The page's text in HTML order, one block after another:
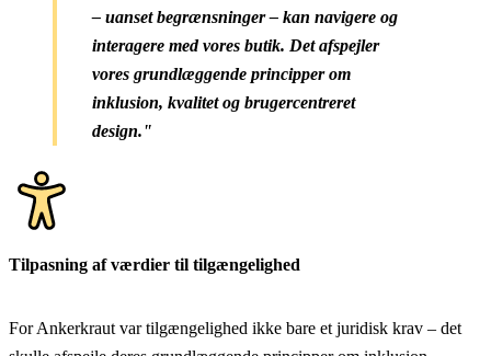
– uanset begrænsninger – kan navigere og
interagere med vores butik. Det afspejler
vores grundlæggende principper om
inklusion, kvalitet og brugercentreret
design."
Tilpasning af værdier til tilgængelighed
For Ankerkraut var tilgængelighed ikke bare et juridisk krav – det